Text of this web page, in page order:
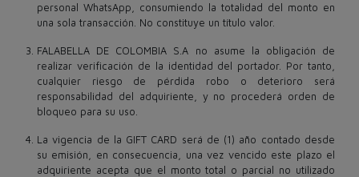
personal WhatsApp, consumiendo la totalidad del​ monto en
una sola transacción. No constituye un título valor.
FALABELLA DE COLOMBIA S.A no asume la obligación de
realizar verificación de la identidad del portador. Por tanto,
cualquier riesgo de pérdida robo o deterioro será
responsabilidad del adquiriente, y no procederá orden de
bloqueo para su uso.
La vigencia de la GIFT CARD será de (1) año contado desde
su emisión, en consecuencia, una vez vencido este plazo el
adquiriente acepta que el monto total o parcial no utilizado